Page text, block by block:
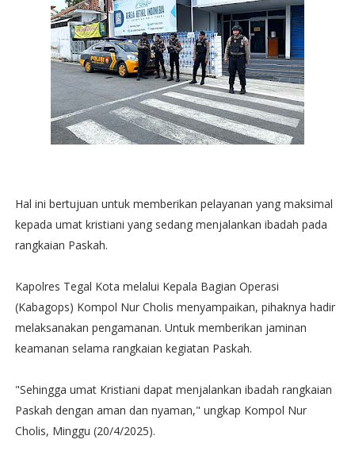
Hal ini bertujuan untuk memberikan pelayanan yang maksimal
kepada umat kristiani yang sedang menjalankan ibadah pada
rangkaian Paskah.
Kapolres Tegal Kota melalui Kepala Bagian Operasi
(Kabagops) Kompol Nur Cholis menyampaikan, pihaknya hadir
melaksanakan pengamanan. Untuk memberikan jaminan
keamanan selama rangkaian kegiatan Paskah.
"Sehingga umat Kristiani dapat menjalankan ibadah rangkaian
Paskah dengan aman dan nyaman," ungkap Kompol Nur
Cholis, Minggu (20/4/2025).